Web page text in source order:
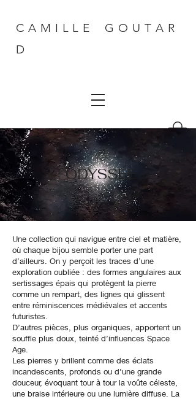
C A M I L L E G O U T A R
D
ODYSSÉE
Une collection qui navigue entre ciel et matière,
où chaque bijou semble porter une part
d’ailleurs. On y perçoit les traces d’une
exploration oubliée : des formes angulaires aux
sertissages épais qui protègent la pierre
comme un rempart, des lignes qui glissent
entre réminiscences médiévales et accents
futuristes.
D’autres pièces, plus organiques, apportent un
souffle plus doux, teinté d’influences Space
Age.
Les pierres y brillent comme des éclats
incandescents, profonds ou d’une grande
douceur, évoquant tour à tour la voûte céleste,
une braise intérieure ou une lumière diffuse. La